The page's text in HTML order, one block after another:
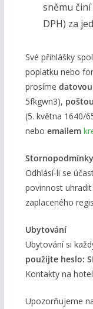
sněmu činí
DPH) za
Své přihlášky
poplatku nebo
prosíme
5fkgwn3), poštou
(5. května 1640/
nebo emailem
Stornopodmínky
Odhlásí-li se
povinnost
zaplaceného
Ubytování
Ubytování si
použijte heslo:
Kontakty na
Upozorňujeme